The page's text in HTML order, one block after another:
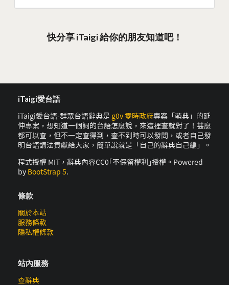
快分享 iTaigi 給你的朋友知道吧！
iTaigi愛台語
iTaigi愛台語-群眾台語辭典是 g0v 零時政府專案「萌典」的延
伸專案，想知道一個詞的台語怎麼說，來這裡查就對了！甚麼
都可以查，但不一定查得到，查不到時可以發問，或者自己發
明台語講法貢獻給大家，簡單說就是「自己的辭典自己編」。
程式授權 MIT，辭典內容CC0｢不保留權利｣授權。Powered
by BootStrap 5.
條款
關於本站
服務條款
隱私權條款
站內服務
查辭典